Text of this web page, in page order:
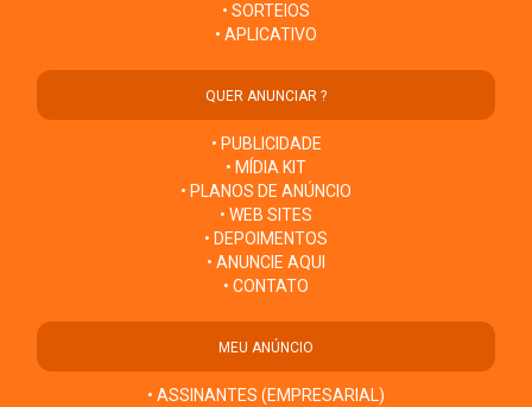
• SORTEIOS
• APLICATIVO
QUER ANUNCIAR ?
• PUBLICIDADE
• MÍDIA KIT
• PLANOS DE ANÚNCIO
• WEB SITES
• DEPOIMENTOS
• ANUNCIE AQUI
• CONTATO
MEU ANÚNCIO
• ASSINANTES (EMPRESARIAL)